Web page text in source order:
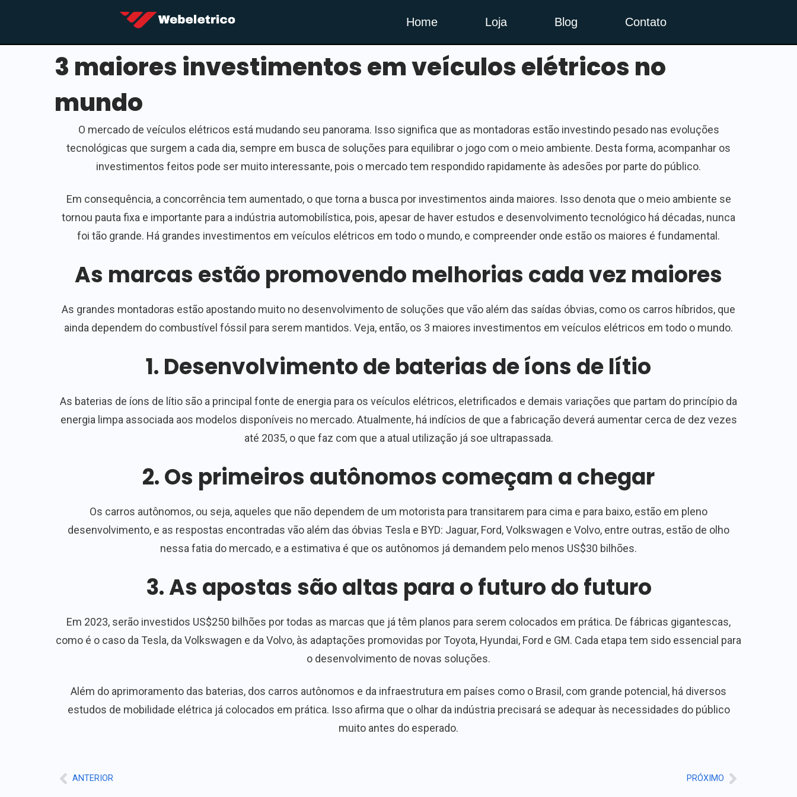
Home Loja Blog Contato
3 maiores investimentos em veículos elétricos no
mundo
O mercado de veículos elétricos está mudando seu panorama. Isso significa que as montadoras estão investindo pesado nas evoluções
tecnológicas que surgem a cada dia, sempre em busca de soluções para equilibrar o jogo com o meio ambiente. Desta forma, acompanhar os
investimentos feitos pode ser muito interessante, pois o mercado tem respondido rapidamente às adesões por parte do público.
Em consequência, a concorrência tem aumentado, o que torna a busca por investimentos ainda maiores. Isso denota que o meio ambiente se
tornou pauta fixa e importante para a indústria automobilística, pois, apesar de haver estudos e desenvolvimento tecnológico há décadas, nunca
foi tão grande. Há grandes investimentos em veículos elétricos em todo o mundo, e compreender onde estão os maiores é fundamental.
As marcas estão promovendo melhorias cada vez maiores
As grandes montadoras estão apostando muito no desenvolvimento de soluções que vão além das saídas óbvias, como os carros híbridos, que
ainda dependem do combustível fóssil para serem mantidos. Veja, então, os 3 maiores investimentos em veículos elétricos em todo o mundo.
1. Desenvolvimento de baterias de íons de lítio
As baterias de íons de lítio são a principal fonte de energia para os veículos elétricos, eletrificados e demais variações que partam do princípio da
energia limpa associada aos modelos disponíveis no mercado. Atualmente, há indícios de que a fabricação deverá aumentar cerca de dez vezes
até 2035, o que faz com que a atual utilização já soe ultrapassada.
2. Os primeiros autônomos começam a chegar
Os carros autônomos, ou seja, aqueles que não dependem de um motorista para transitarem para cima e para baixo, estão em pleno
desenvolvimento, e as respostas encontradas vão além das óbvias Tesla e BYD: Jaguar, Ford, Volkswagen e Volvo, entre outras, estão de olho
nessa fatia do mercado, e a estimativa é que os autônomos já demandem pelo menos US$30 bilhões.
3. As apostas são altas para o futuro do futuro
Em 2023, serão investidos US$250 bilhões por todas as marcas que já têm planos para serem colocados em prática. De fábricas gigantescas,
como é o caso da Tesla, da Volkswagen e da Volvo, às adaptações promovidas por Toyota, Hyundai, Ford e GM. Cada etapa tem sido essencial para
o desenvolvimento de novas soluções.
Além do aprimoramento das baterias, dos carros autônomos e da infraestrutura em países como o Brasil, com grande potencial, há diversos
estudos de mobilidade elétrica já colocados em prática. Isso afirma que o olhar da indústria precisará se adequar às necessidades do público
muito antes do esperado.
ANTERIOR PRÓXIMO